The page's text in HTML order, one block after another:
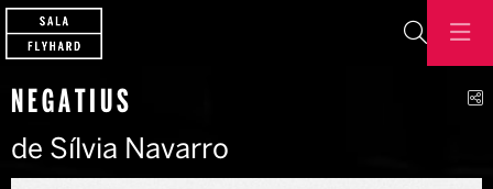
NEGATIUS
de Sílvia Navarro